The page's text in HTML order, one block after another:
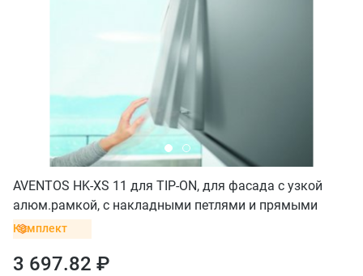
AVENTOS HK-XS 11 для TIP-ON, для фасада с узкой
алюм.рамкой, с накладными петлями и прямыми
ответными планками
Комплект
3 697.82 ₽